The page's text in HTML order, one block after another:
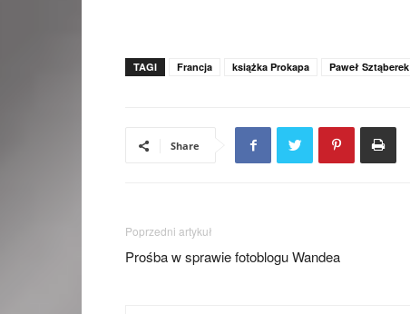
TAGI Francja książka Prokapa Paweł Sztąberek
Share
Poprzedni artykuł
Prośba w sprawie fotoblogu Wandea